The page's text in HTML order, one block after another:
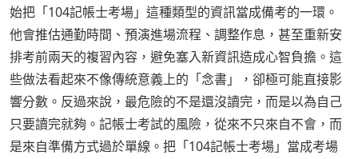
始把「104記帳士考場」這種類型的資訊當成備考的一環。
他會推估通勤時間、預演進場流程、調整作息，甚至重新安
排考前兩天的複習內容，避免塞入新資訊造成心智負擔。這
些做法看起來不像傳統意義上的「念書」，卻極可能直接影
響分數。反過來說，最危險的不是還沒讀完，而是以為自己
只要讀完就夠。記帳士考試的風險，從來不只來自不會，而
是來自準備方式過於單線。把「104記帳士考場」當成考場